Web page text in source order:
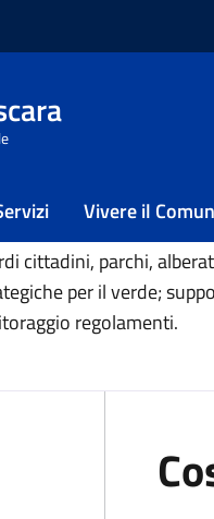
Vivere il
del verde
cittadini, parchi,
per il verde;
regolamenti.